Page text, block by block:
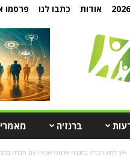
אודות כתבו לנו פרסמו
ברנז'ה
איך למזג חברה במבנה ארגוני שטוח עם חברה